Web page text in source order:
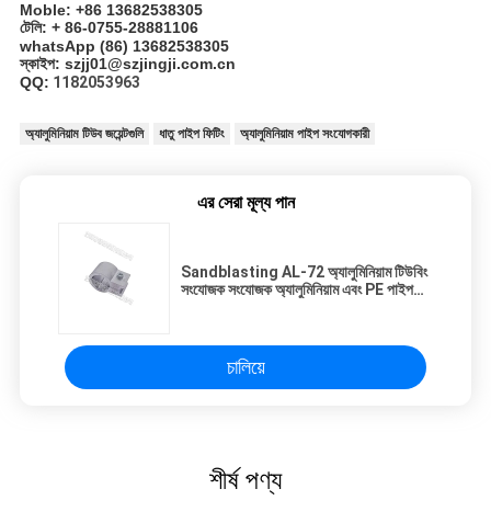
Moble: +86 13682538305
টেলি: + 86-0755-28881106
whatsApp (86) 13682538305
স্কাইপ: szjj01@szjingji.com.cn
QQ: 1182053963
অ্যালুমিনিয়াম টিউব জয়েন্টগুলি ধাতু পাইপ ফিটিং অ্যালুমিনিয়াম পাইপ সংযোগকারী
এর সেরা মূল্য পান
Sandblasting AL-72 অ্যালুমিনিয়াম টিউবিং
সংযোজক সংযোজক অ্যালুমিনিয়াম এবং PE পাইপ
চালিয়ে
শীর্ষ পণ্য